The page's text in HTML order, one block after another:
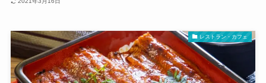
レストラン・カフェ